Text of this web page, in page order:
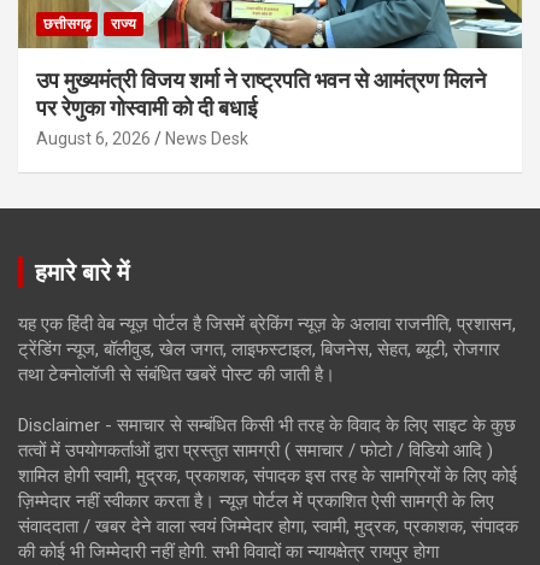
छत्तीसगढ़ राज्य
उप मुख्यमंत्री विजय शर्मा ने राष्ट्रपति भवन से आमंत्रण मिलने
पर रेणुका गोस्वामी को दी बधाई
August 6, 2026 News Desk
हमारे बारे में
यह एक हिंदी वेब न्यूज़ पोर्टल है जिसमें ब्रेकिंग न्यूज़ के अलावा राजनीति, प्रशासन,
ट्रेंडिंग न्यूज, बॉलीवुड, खेल जगत, लाइफस्टाइल, बिजनेस, सेहत, ब्यूटी, रोजगार
तथा टेक्नोलॉजी से संबंधित खबरें पोस्ट की जाती है।
Disclaimer - समाचार से सम्बंधित किसी भी तरह के विवाद के लिए साइट के कुछ
तत्वों में उपयोगकर्ताओं द्वारा प्रस्तुत सामग्री ( समाचार / फोटो / विडियो आदि )
शामिल होगी स्वामी, मुद्रक, प्रकाशक, संपादक इस तरह के सामग्रियों के लिए कोई
ज़िम्मेदार नहीं स्वीकार करता है। न्यूज़ पोर्टल में प्रकाशित ऐसी सामग्री के लिए
संवाददाता / खबर देने वाला स्वयं जिम्मेदार होगा, स्वामी, मुद्रक, प्रकाशक, संपादक
की कोई भी जिम्मेदारी नहीं होगी. सभी विवादों का न्यायक्षेत्र रायपुर होगा